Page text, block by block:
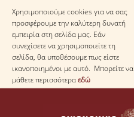
Χρησιμοποιούμε cookies για να σας
προσφέρουμε την καλύτερη δυνατή
εμπειρία στη σελίδα μας. Εάν
συνεχίσετε να χρησιμοποιείτε τη
σελίδα, θα υποθέσουμε πως είστε
ικανοποιημένοι με αυτό. Μπορείτε να
μάθετε περισσότεραεδώ